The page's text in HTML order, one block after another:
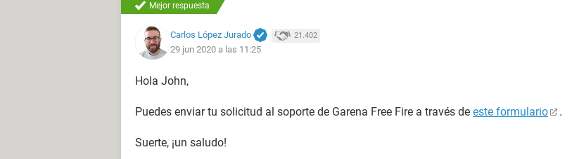
Mejor respuesta
Carlos López Jurado 21.402
29 jun 2020 a las 11:25
Hola John,
Puedes enviar tu solicitud al soporte de Garena Free Fire a través de este formulario .
Suerte, ¡un saludo!